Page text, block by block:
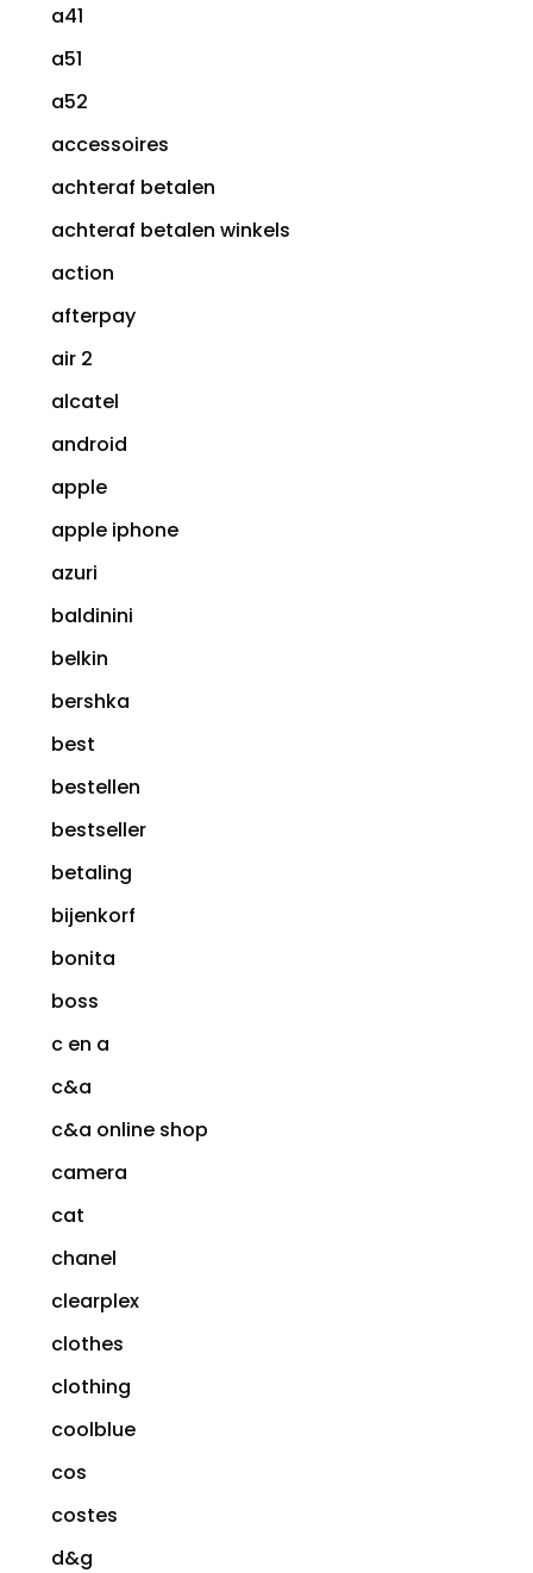
a41
a51
a52
accessoires
achteraf betalen
achteraf betalen winkels
action
afterpay
air 2
alcatel
android
apple
apple iphone
azuri
baldinini
belkin
bershka
best
bestellen
bestseller
betaling
bijenkorf
bonita
boss
c en a
c&a
c&a online shop
camera
cat
chanel
clearplex
clothes
clothing
coolblue
cos
costes
d&g